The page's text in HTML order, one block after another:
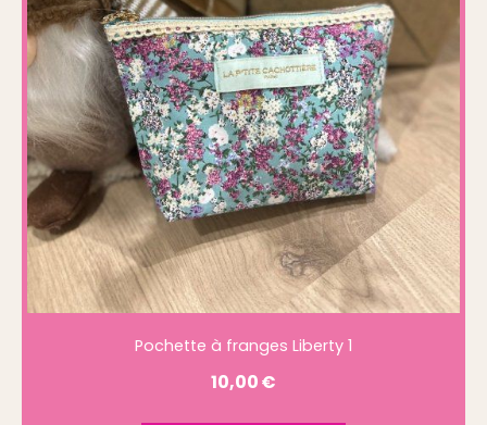
Pochette à franges Liberty 1
10,00€